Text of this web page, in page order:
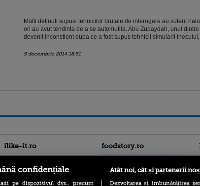
Multi detinuti supusi tehnicilor brutale de interogare au suferit
ori au avut tendinta de a se automutila. Abu Zubaydah, unul
devenit inconstient dupa ce a fost supus tehnicii simularii
9 decembrie 2014 18:51
ilike-it.ro foodstory.ro
confidențiale
pe dispozitivul dvs., precum
Atât noi, cât și partenerii
Dezvoltarea și îmbunătățirea